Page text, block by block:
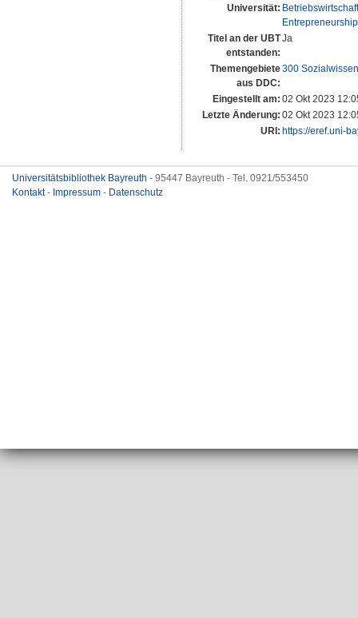
Universität:
Titel an der UBT
entstanden:
Ja
Themengebiete
aus DDC:
300
Eingestellt am: 02 Okt 2023
Letzte Änderung: 02 Okt 2023
URI: https://eref.uni-
Universitätsbibliothek Bayreuth - 95447 Bayreuth - Tel. 0921/553450
Kontakt- Impressum - Datenschutz